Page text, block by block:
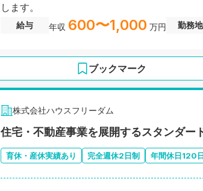
します。
給与 年収 600〜1,000 万円 勤務地
ブックマーク
株式会社ハウスフリーダム
住宅・不動産事業を展開するスタンダー
育休・産休実績あり 完全週休2日制 年間休日120